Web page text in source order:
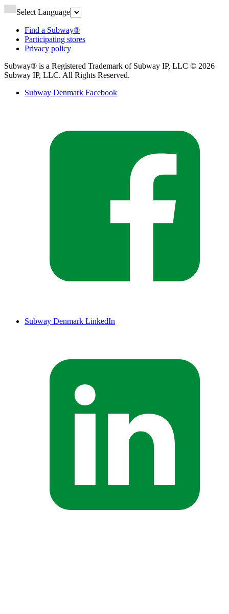
Select Language
Find a Subway®​​​​‌ ‍ ​‍​‍‌‍ ‌ ​‍‌‍‍‌‌‍‌ ‌‍‍‌‌‍ ‍​‍​‍​ ‍‍​‍​‍‌ ​ ‌‍​‌‌‍ ‍‌‍‍‌‌ ‌​‌ ‍‌​‍ ‍‌‍‍‌‌‍ ​‍​‍​‍ ​​‍​‍‌‍‍​‌ ​‍‌‍‌‌‌‍‌‍​‍​‍​ ‍‍​‍​‍‌‍‍​‌ ‌​‌ ‌​‌ ​​‌ ​ ​ ‍‍​‍ ​‍ ‌‍ ‍‌‍ ‌ ​‍‌‍‌​‌‍‍‌‌‍​ ​‍ ‌‌‍​‍‌‍‍‌‌ ‌​‌‍‌‌‌ ​ ​‍ ‌‌‍‌ ‌ ​‍‌‍ ‌ ‌‌‌ ​​​‍ ‌‌ ​ ‌ ‌​‌ ‌‌‌‍‌​‌‍‍‌‌‍ ​‍ ‍‌ ‌‍‌‍‌‌‌ ​‍‌‍​ ‌‍‌‌‌‍ ​​‍ ‍‌‍​‌‌ ​​‌ ​​​‍ ‌‍‍‌‌‍ ‍‌ ‌​‌‍‌‌‌‍ ‍‌ ‌​​‍ ‌‍‌‌‌‍‌​‌‍‍‌‌ ‌​​‍ ‌‍ ‌‌‍ ‌‍‌​‌‍‌‌​ ‌‌ ​​‌ ​‍‌‍‌‌‌ ​ ‌‍‌‌‌‍ ‍‌ ‌​‌‍​‌‌ ‌​‌‍‍‌‌‍ ‌‍ ‍​ ‍ ‌‍‍‌‌‍‌​​ ‌‌‍​‍​ ​‌​ ‌​​ ‌‍​ ‌ ​ ‍​​ ‍​​ ​‍​‍ ‌​ ‌‍​ ‌‌​ ‌​‌‍‌‍​‍ ‌​ ‌​​ ‌‍​ ​‌​ ‌‍​‍ ‌​ ‍‌​ ‍‌​ ‌‌​ ‌‌​‍ ‌‌‍‌‍​ ‍​‌‍​‍‌‍‌​​ ‍‌​ ​‌‌‍​‍​ ‍​​ ‍​‌‍‌‌​ ​ ​ ‍​​ ‍ ‌ ‌​‌ ‍‌‌ ​​‌‍‌‌​ ‌‌ ‌ ‌‍‌‌‌‍​‍‌ ​ ‌‍‍‌‌ ‌​‌‍‌‌‌​ ‍‌‍​‌‌ ‌‍‌‍‍‌‌‍‌ ‌‍​‌‌ ‌​‌‍‍‌‌‍ ‌‍ ‍‌​‍‌‌ ‌​‌‍‌‌‌‍ ‌​ ‍ ‌ ​​‌‍​‌‌ ‌​‌‍‍​​ ‌‌‍ ​‌‍​‌‌‍​‍‌‍‌‌‌‍ ​​‍‌‌​ ‌‌‌​​‍‌‌ ‌‍‍ ‌‍‌‌‌ ‍‌​‍‌‌​ ​ ‌​‌​​‍‌‌​ ​ ‌​‌​​‍‌‌​ ​‍​ ​‍‌‍‌‌‌‍ ‍​‍‌‌​ ​‍​ ​‍​‍‌‌​ ‌‌‌​‌​​‍ ‍‌ ‌‍‌‍​‌‌‍ ​‌ ‌‌‌‍‌‌​ ‌‍​‍‌‍​‌‌ ​ ‌‍‌‌‌‌‌‌‌ ​‍‌‍ ​​ ‌‌‍‍​‌ ‌​‌ ‌​‌ ​​‌ ​ ​‍‌‌​ ​ ‌​​‌​‍‌‌​ ​‍‌​‌‍​‍‌‌​ ​‍‌​‌‍‌‍ ‍‌‍ ‌ ​‍‌‍‌​‌‍‍‌‌‍​ ​‍ ‌‌‍​‍‌‍‍‌‌ ‌​‌‍‌‌‌ ​ ​‍ ‌‌‍‌ ‌ ​‍‌‍ ‌ ‌‌‌ ​​​‍ ‌‌ ​ ‌ ‌​‌ ‌‌‌‍‌​‌‍‍‌‌‍ ​‍ ‍‌ ‌‍‌‍‌‌‌ ​‍‌‍​ ‌‍‌‌‌‍ ​​‍ ‍‌‍​‌‌ ​​‌ ​​​‍‌‍‌‍‍‌‌‍‌​​ ‌‌‍​‍​ ​‌​ ‌​​ ‌‍​ ‌ ​ ‍​​ ‍​​ ​‍​‍ ‌​ ‌‍​ ‌‌​ ‌​‌‍‌‍​‍ ‌​ ‌​​ ‌‍​ ​‌​ ‌‍​‍ ‌​ ‍‌​ ‍‌​ ‌‌​ ‌‌​‍ ‌‌‍‌‍​ ‍​‌‍​‍‌‍‌​​ ‍‌​ ​‌‌‍​‍​ ‍​​ ‍​‌‍‌‌​ ​ ​ ‍​​‍‌‍‌ ‌​‌ ‍‌‌ ​​‌‍‌‌​ ‌‌ ‌ ‌‍‌‌‌‍​‍‌ ​ ‌‍‍‌‌ ‌​‌‍‌‌‌​ ‍‌‍​‌‌ ‌‍‌‍‍‌‌‍‌ ‌‍​‌‌ ‌​‌‍‍‌‌‍ ‌‍ ‍‌​‍‌‌ ‌​‌‍‌‌‌‍ ‌​‍‌‍‌ ​​‌‍​‌‌ ‌​‌‍‍​​ ‌‌‍ ​‌‍​‌‌‍​‍‌‍‌‌‌‍ ​​‍‌‌​ ‌‌‌​​‍‌‌ ‌‍‍ ‌‍‌‌‌ ‍‌​‍‌‌​ ​ ‌​‌​​‍‌‌​ ​ ‌​‌​​‍‌‌​ ​‍​ ​‍‌‍‌‌‌‍ ‍​‍‌‌​ ​‍​ ​‍​‍‌‌​ ‌‌‌​‌​​‍ ‍‌ ‌‍‌‍​‌‌‍ ​‌ ‌‌‌‍‌‌​‍‌‍‌ ​​‌‍‌‌‌ ​‍‌ ​ ‌ ​​‌‍‌‌‌‍​ ‌ ‌​‌‍‍‌‌ ‌‍‌‍‌‌​ ‌‌ ​​‌ ‌‌‌‍​‍‌‍ ​‌‍‍‌‌ ​ ‌‍‍​‌‍‌‌‌‍‌​​‍​‍‌ ‌
Participating stores​​​​‌ ‍ ​‍​‍‌‍ ‌ ​‍‌‍‍‌‌‍‌ ‌‍‍‌‌‍ ‍​‍​‍​ ‍‍​‍​‍‌ ​ ‌‍​‌‌‍ ‍‌‍‍‌‌ ‌​‌ ‍‌​‍ ‍‌‍‍‌‌‍ ​‍​‍​‍ ​​‍​‍‌‍‍​‌ ​‍‌‍‌‌‌‍‌‍​‍​‍​ ‍‍​‍​‍‌‍‍​‌ ‌​‌ ‌​‌ ​​‌ ​ ​ ‍‍​‍ ​‍ ‌‍ ‍‌‍ ‌ ​‍‌‍‌​‌‍‍‌‌‍​ ​‍ ‌‌‍​‍‌‍‍‌‌ ‌​‌‍‌‌‌ ​ ​‍ ‌‌‍‌ ‌ ​‍‌‍ ‌ ‌‌‌ ​​​‍ ‌‌ ​ ‌ ‌​‌ ‌‌‌‍‌​‌‍‍‌‌‍ ​‍ ‍‌ ‌‍‌‍‌‌‌ ​‍‌‍​ ‌‍‌‌‌‍ ​​‍ ‍‌‍​‌‌ ​​‌ ​​​‍ ‌‍‍‌‌‍ ‍‌ ‌​‌‍‌‌‌‍ ‍‌ ‌​​‍ ‌‍‌‌‌‍‌​‌‍‍‌‌ ‌​​‍ ‌‍ ‌‌‍ ‌‍‌​‌‍‌‌​ ‌‌ ​​‌ ​‍‌‍‌‌‌ ​ ‌‍‌‌‌‍ ‍‌ ‌​‌‍​‌‌ ‌​‌‍‍‌‌‍ ‌‍ ‍​ ‍ ‌‍‍‌‌‍‌​​ ‌​ ​‍​ ​ ‌‍‌‍​ ‌ ‌‍‌​‌‍‌‌‌‍​‌‌‍​‌​‍ ‌​ ‍‌​ ‍‌​ ​​​ ‍​​‍ ‌​ ‌​‌‍​ ‌‍​‍​ ‌‌​‍ ‌‌‍​‌​ ​​‌‍‌‌​ ‌​​‍ ‌​ ​‌‌‍​ ​ ‌ ​ ‍​‌‍‌‌​ ‌‍‌‍‌​‌‍​‍​ ​​‌‍​‌​ ‌‍​ ‍​​ ‍ ‌ ‌​‌ ‍‌‌ ​​‌‍‌‌​ ‌‌ ‌ ‌‍‌‌‌‍​‍‌ ​ ‌‍‍‌‌ ‌​‌‍‌‌‌​ ‍‌‍​‌‌ ‌‍‌‍‍‌‌‍‌ ‌‍​‌‌ ‌​‌‍‍‌‌‍ ‌‍ ‍‌​‍‌‌ ‌​‌‍‌‌‌‍ ‌​ ‍ ‌ ​​‌‍​‌‌ ‌​‌‍‍​​ ‌‌‍ ​‌‍​‌‌‍​‍‌‍‌‌‌‍ ​​‍‌‌​ ‌‌‌​​‍‌‌ ‌‍‍ ‌‍‌‌‌ ‍‌​‍‌‌​ ​ ‌​‌​​‍‌‌​ ​ ‌​‌​​‍‌‌​ ​‍​ ​‍‌‍‌‌‌‍ ‍​‍‌‌​ ​‍​ ​‍​‍‌‌​ ‌‌‌​‌​​‍ ‍‌ ‌‍‌‍​‌‌‍ ​‌ ‌‌‌‍‌‌​ ‌‍​‍‌‍​‌‌ ​ ‌‍‌‌‌‌‌‌‌ ​‍‌‍ ​​ ‌‌‍‍​‌ ‌​‌ ‌​‌ ​​‌ ​ ​‍‌‌​ ​ ‌​​‌​‍‌‌​ ​‍‌​‌‍​‍‌‌​ ​‍‌​‌‍‌‍ ‍‌‍ ‌ ​‍‌‍‌​‌‍‍‌‌‍​ ​‍ ‌‌‍​‍‌‍‍‌‌ ‌​‌‍‌‌‌ ​ ​‍ ‌‌‍‌ ‌ ​‍‌‍ ‌ ‌‌‌ ​​​‍ ‌‌ ​ ‌ ‌​‌ ‌‌‌‍‌​‌‍‍‌‌‍ ​‍ ‍‌ ‌‍‌‍‌‌‌ ​‍‌‍​ ‌‍‌‌‌‍ ​​‍ ‍‌‍​‌‌ ​​‌ ​​​‍‌‍‌‍‍‌‌‍‌​​ ‌​ ​‍​ ​ ‌‍‌‍​ ‌ ‌‍‌​‌‍‌‌‌‍​‌‌‍​‌​‍ ‌​ ‍‌​ ‍‌​ ​​​ ‍​​‍ ‌​ ‌​‌‍​ ‌‍​‍​ ‌‌​‍ ‌‌‍​‌​ ​​‌‍‌‌​ ‌​​‍ ‌​ ​‌‌‍​ ​ ‌ ​ ‍​‌‍‌‌​ ‌‍‌‍‌​‌‍​‍​ ​​‌‍​‌​ ‌‍​ ‍​​‍‌‍‌ ‌​‌ ‍‌‌ ​​‌‍‌‌​ ‌‌ ‌ ‌‍‌‌‌‍​‍‌ ​ ‌‍‍‌‌ ‌​‌‍‌‌‌​ ‍‌‍​‌‌ ‌‍‌‍‍‌‌‍‌ ‌‍​‌‌ ‌​‌‍‍‌‌‍ ‌‍ ‍‌​‍‌‌ ‌​‌‍‌‌‌‍ ‌​‍‌‍‌ ​​‌‍​‌‌ ‌​‌‍‍​​ ‌‌‍ ​‌‍​‌‌‍​‍‌‍‌‌‌‍ ​​‍‌‌​ ‌‌‌​​‍‌‌ ‌‍‍ ‌‍‌‌‌ ‍‌​‍‌‌​ ​ ‌​‌​​‍‌‌​ ​ ‌​‌​​‍‌‌​ ​‍​ ​‍‌‍‌‌‌‍ ‍​‍‌‌​ ​‍​ ​‍​‍‌‌​ ‌‌‌​‌​​‍ ‍‌ ‌‍‌‍​‌‌‍ ​‌ ‌‌‌‍‌‌​‍‌‍‌ ​​‌‍‌‌‌ ​‍‌ ​ ‌ ​​‌‍‌‌‌‍​ ‌ ‌​‌‍‍‌‌ ‌‍‌‍‌‌​ ‌‌ ​​‌ ‌‌‌‍​‍‌‍ ​‌‍‍‌‌ ​ ‌‍‍​‌‍‌‌‌‍‌​​‍​‍‌ ‌
Privacy policy​​​​‌ ‍ ​‍​‍‌‍ ‌ ​‍‌‍‍‌‌‍‌ ‌‍‍‌‌‍ ‍​‍​‍​ ‍‍​‍​‍‌ ​ ‌‍​‌‌‍ ‍‌‍‍‌‌ ‌​‌ ‍‌​‍ ‍‌‍‍‌‌‍ ​‍​‍​‍ ​​‍​‍‌‍‍​‌ ​‍‌‍‌‌‌‍‌‍​‍​‍​ ‍‍​‍​‍‌‍‍​‌ ‌​‌ ‌​‌ ​​‌ ​ ​ ‍‍​‍ ​‍ ‌‍ ‍‌‍ ‌ ​‍‌‍‌​‌‍‍‌‌‍​ ​‍ ‌‌‍​‍‌‍‍‌‌ ‌​‌‍‌‌‌ ​ ​‍ ‌‌‍‌ ‌ ​‍‌‍ ‌ ‌‌‌ ​​​‍ ‌‌ ​ ‌ ‌​‌ ‌‌‌‍‌​‌‍‍‌‌‍ ​‍ ‍‌ ‌‍‌‍‌‌‌ ​‍‌‍​ ‌‍‌‌‌‍ ​​‍ ‍‌‍​‌‌ ​​‌ ​​​‍ ‌‍‍‌‌‍ ‍‌ ‌​‌‍‌‌‌‍ ‍‌ ‌​​‍ ‌‍‌‌‌‍‌​‌‍‍‌‌ ‌​​‍ ‌‍ ‌‌‍ ‌‍‌​‌‍‌‌​ ‌‌ ​​‌ ​‍‌‍‌‌‌ ​ ‌‍‌‌‌‍ ‍‌ ‌​‌‍​‌‌ ‌​‌‍‍‌‌‍ ‌‍ ‍​ ‍ ‌‍‍‌‌‍‌​​ ‌​ ​​​ ​ ​ ‌​‌‍​‍​ ‍‌​ ‌ ​ ​‍‌‍‌‌​‍ ‌​ ​​​ ​​‌‍​‌‌‍‌‍​‍ ‌​ ‌​​ ​ ​ ‌‍​ ‌‌​‍ ‌‌‍​‌‌‍​‌‌‍​‍​ ‌​​‍ ‌‌‍‌​‌‍​‌​ ‍‌​ ​‌​ ​ ‌‍​‌​ ‌‌‌‍‌‌​ ​‌‌‍‌‍​ ‍​‌‍‌‌​ ‍ ‌ ‌​‌ ‍‌‌ ​​‌‍‌‌​ ‌‌ ‌ ‌‍‌‌‌‍​‍‌ ​ ‌‍‍‌‌ ‌​‌‍‌‌‌​ ‍‌‍​‌‌ ‌‍‌‍‍‌‌‍‌ ‌‍​‌‌ ‌​‌‍‍‌‌‍ ‌‍ ‍‌​‍‌‌ ‌​‌‍‌‌‌‍ ‌​ ‍ ‌ ​​‌‍​‌‌ ‌​‌‍‍​​ ‌‌‍ ​‌‍​‌‌‍​‍‌‍‌‌‌‍ ​​‍‌‌​ ‌‌‌​​‍‌‌ ‌‍‍ ‌‍‌‌‌ ‍‌​‍‌‌​ ​ ‌​‌​​‍‌‌​ ​ ‌​‌​​‍‌‌​ ​‍​ ​‍‌‍‌‌‌‍ ‍​‍‌‌​ ​‍​ ​‍​‍‌‌​ ‌‌‌​‌​​‍ ‍‌ ‌‍‌‍​‌‌‍ ​‌ ‌‌‌‍‌‌​ ‌‍​‍‌‍​‌‌ ​ ‌‍‌‌‌‌‌‌‌ ​‍‌‍ ​​ ‌‌‍‍​‌ ‌​‌ ‌​‌ ​​‌ ​ ​‍‌‌​ ​ ‌​​‌​‍‌‌​ ​‍‌​‌‍​‍‌‌​ ​‍‌​‌‍‌‍ ‍‌‍ ‌ ​‍‌‍‌​‌‍‍‌‌‍​ ​‍ ‌‌‍​‍‌‍‍‌‌ ‌​‌‍‌‌‌ ​ ​‍ ‌‌‍‌ ‌ ​‍‌‍ ‌ ‌‌‌ ​​​‍ ‌‌ ​ ‌ ‌​‌ ‌‌‌‍‌​‌‍‍‌‌‍ ​‍ ‍‌ ‌‍‌‍‌‌‌ ​‍‌‍​ ‌‍‌‌‌‍ ​​‍ ‍‌‍​‌‌ ​​‌ ​​​‍‌‍‌‍‍‌‌‍‌​​ ‌​ ​​​ ​ ​ ‌​‌‍​‍​ ‍‌​ ‌ ​ ​‍‌‍‌‌​‍ ‌​ ​​​ ​​‌‍​‌‌‍‌‍​‍ ‌​ ‌​​ ​ ​ ‌‍​ ‌‌​‍ ‌‌‍​‌‌‍​‌‌‍​‍​ ‌​​‍ ‌‌‍‌​‌‍​‌​ ‍‌​ ​‌​ ​ ‌‍​‌​ ‌‌‌‍‌‌​ ​‌‌‍‌‍​ ‍​‌‍‌‌​‍‌‍‌ ‌​‌ ‍‌‌ ​​‌‍‌‌​ ‌‌ ‌ ‌‍‌‌‌‍​‍‌ ​ ‌‍‍‌‌ ‌​‌‍‌‌‌​ ‍‌‍​‌‌ ‌‍‌‍‍‌‌‍‌ ‌‍​‌‌ ‌​‌‍‍‌‌‍ ‌‍ ‍‌​‍‌‌ ‌​‌‍‌‌‌‍ ‌​‍‌‍‌ ​​‌‍​‌‌ ‌​‌‍‍​​ ‌‌‍ ​‌‍​‌‌‍​‍‌‍‌‌‌‍ ​​‍‌‌​ ‌‌‌​​‍‌‌ ‌‍‍ ‌‍‌‌‌ ‍‌​‍‌‌​ ​ ‌​‌​​‍‌‌​ ​ ‌​‌​​‍‌‌​ ​‍​ ​‍‌‍‌‌‌‍ ‍​‍‌‌​ ​‍​ ​‍​‍‌‌​ ‌‌‌​‌​​‍ ‍‌ ‌‍‌‍​‌‌‍ ​‌ ‌‌‌‍‌‌​‍‌‍‌ ​​‌‍‌‌‌ ​‍‌ ​ ‌ ​​‌‍‌‌‌‍​ ‌ ‌​‌‍‍‌‌ ‌‍‌‍‌‌​ ‌‌ ​​‌ ‌‌‌‍​‍‌‍ ​‌‍‍‌‌ ​ ‌‍‍​‌‍‌‌‌‍‌​​‍​‍‌ ‌
Subway® is a Registered Trademark of Subway IP, LLC © 2026
Subway IP, LLC. All Rights Reserved.​​​​‌ ‍ ​‍​‍‌‍ ‌ ​‍‌‍‍‌‌‍‌ ‌‍‍‌‌‍ ‍​‍​‍​ ‍‍​‍​‍‌ ​ ‌‍​‌‌‍ ‍‌‍‍‌‌ ‌​‌ ‍‌​‍ ‍‌‍‍‌‌‍ ​‍​‍​‍ ​​‍​‍‌‍‍​‌ ​‍‌‍‌‌‌‍‌‍​‍​‍​ ‍‍​‍​‍‌‍‍​‌ ‌​‌ ‌​‌ ​​‌ ​ ​ ‍‍​‍ ​‍ ‌‍ ‍‌‍ ‌ ​‍‌‍‌​‌‍‍‌‌‍​ ​‍ ‌‌‍​‍‌‍‍‌‌ ‌​‌‍‌‌‌ ​ ​‍ ‌‌‍‌ ‌ ​‍‌‍ ‌ ‌‌‌ ​​​‍ ‌‌ ​ ‌ ‌​‌ ‌‌‌‍‌​‌‍‍‌‌‍ ​‍ ‍‌ ‌‍‌‍‌‌‌ ​‍‌‍​ ‌‍‌‌‌‍ ​​‍ ‍‌‍​‌‌ ​​‌ ​​​‍ ‌‍‍‌‌‍ ‍‌ ‌​‌‍‌‌‌‍ ‍‌ ‌​​‍ ‌‍‌‌‌‍‌​‌‍‍‌‌ ‌​​‍ ‌‍ ‌‌‍ ‌‍‌​‌‍‌‌​ ‌‌ ​​‌ ​‍‌‍‌‌‌ ​ ‌‍‌‌‌‍ ‍‌ ‌​‌‍​‌‌ ‌​‌‍‍‌‌‍ ‌‍ ‍​ ‍ ‌‍‍‌‌‍‌​​ ‌​ ‌‌‌‍‌‍​ ‌‌‌‍‌‍​ ​‍​ ​ ‌‍​ ​ ​‌​‍ ‌​ ​‍‌‍​ ​ ‌​​ ​​​‍ ‌​ ‌​​ ‌‌‌‍‌​​ ‍​​‍ ‌‌‍​‌‌‍​‌​ ‍​‌‍​‍​‍ ‌​ ‌‍‌‍​‌​ ‍‌‌‍​‌​ ‍​​ ‍‌‌‍‌‍​ ‌​‌‍​‌​ ‌‌​ ​‍‌‍‌‍​ ‍ ‌ ‌​‌ ‍‌‌ ​​‌‍‌‌​ ‌‌ ‌ ‌‍‌‌‌‍​‍‌ ​ ‌‍‍‌‌ ‌​‌‍‌‌‌​‌‍‌‍ ‌‍ ‌ ‌​‌‍‌‌‌ ​‍​ ‍ ‌ ​​‌‍​‌‌ ‌​‌‍‍​​ ‌‌‍​ ‌‍ ‌ ​​‌ ‍‌‌ ​‍‌‍‍‌‌‍‌ ‌‍‍​‌ ‌​‌​ ‍‌‍ ‌ ‌​‌‍‍‌‌‍​ ‌‍‌‌​‍‌‌​ ‌‌‌​​‍‌‌ ‌‍‍ ‌‍‌‌‌ ‍‌​‍‌‌​ ​ ‌​‌​​‍‌‌​ ​ ‌​‌​​‍‌‌​ ​‍​ ​‍‌‍‌‌‌‍ ‍​‍‌‌​ ​‍​ ​‍​‍‌‌​ ‌‌‌​‌​​‍ ‍‌ ‌‍‌‍​‌‌‍ ​‌ ‌‌‌‍‌‌​ ‌‍​‍‌‍​‌‌ ​ ‌‍‌‌‌‌‌‌‌ ​‍‌‍ ​​ ‌‌‍‍​‌ ‌​‌ ‌​‌ ​​‌ ​ ​‍‌‌​ ​ ‌​​‌​‍‌‌​ ​‍‌​‌‍​‍‌‌​ ​‍‌​‌‍‌‍ ‍‌‍ ‌ ​‍‌‍‌​‌‍‍‌‌‍​ ​‍ ‌‌‍​‍‌‍‍‌‌ ‌​‌‍‌‌‌ ​ ​‍ ‌‌‍‌ ‌ ​‍‌‍ ‌ ‌‌‌ ​​​‍ ‌‌ ​ ‌ ‌​‌ ‌‌‌‍‌​‌‍‍‌‌‍ ​‍ ‍‌ ‌‍‌‍‌‌‌ ​‍‌‍​ ‌‍‌‌‌‍ ​​‍ ‍‌‍​‌‌ ​​‌ ​​​‍‌‍‌‍‍‌‌‍‌​​ ‌​ ‌‌‌‍‌‍​ ‌‌‌‍‌‍​ ​‍​ ​ ‌‍​ ​ ​‌​‍ ‌​ ​‍‌‍​ ​ ‌​​ ​​​‍ ‌​ ‌​​ ‌‌‌‍‌​​ ‍​​‍ ‌‌‍​‌‌‍​‌​ ‍​‌‍​‍​‍ ‌​ ‌‍‌‍​‌​ ‍‌‌‍​‌​ ‍​​ ‍‌‌‍‌‍​ ‌​‌‍​‌​ ‌‌​ ​‍‌‍‌‍​‍‌‍‌ ‌​‌ ‍‌‌ ​​‌‍‌‌​ ‌‌ ‌ ‌‍‌‌‌‍​‍‌ ​ ‌‍‍‌‌ ‌​‌‍‌‌‌​‌‍‌‍ ‌‍ ‌ ‌​‌‍‌‌‌ ​‍​‍‌‍‌ ​​‌‍​‌‌ ‌​‌‍‍​​ ‌‌‍​ ‌‍ ‌ ​​‌ ‍‌‌ ​‍‌‍‍‌‌‍‌ ‌‍‍​‌ ‌​‌​ ‍‌‍ ‌ ‌​‌‍‍‌‌‍​ ‌‍‌‌​‍‌‌​ ‌‌‌​​‍‌‌ ‌‍‍ ‌‍‌‌‌ ‍‌​‍‌‌​ ​ ‌​‌​​‍‌‌​ ​ ‌​‌​​‍‌‌​ ​‍​ ​‍‌‍‌‌‌‍ ‍​‍‌‌​ ​‍​ ​‍​‍‌‌​ ‌‌‌​‌​​‍ ‍‌ ‌‍‌‍​‌‌‍ ​‌ ‌‌‌‍‌‌​‍‌‍‌ ​​‌‍‌‌‌ ​‍‌ ​ ‌ ​​‌‍‌‌‌‍​ ‌ ‌​‌‍‍‌‌ ‌‍‌‍‌‌​ ‌‌ ​​‌ ‌‌‌‍​‍‌‍ ​‌‍‍‌‌ ​ ‌‍‍​‌‍‌‌‌‍‌​​‍​‍‌ ‌
Subway Denmark Facebook
Subway Denmark LinkedIn